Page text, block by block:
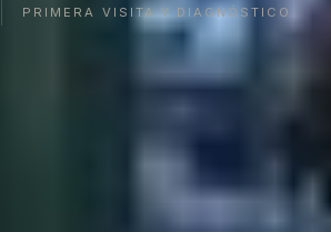
PRIMERA VISITA Y DIAGNÓSTICO